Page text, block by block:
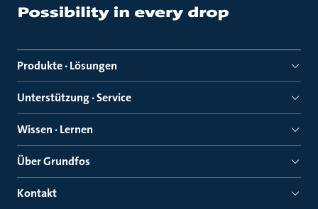
Produkte · Lösungen
Unterstützung · Service
Wissen · Lernen
Über Grundfos
Kontakt